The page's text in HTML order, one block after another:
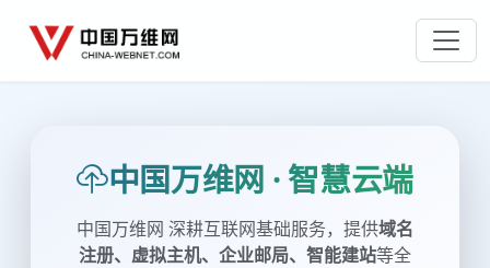
中国万维网 · 智慧云端
中国万维网 深耕互联网基础服务，提供域名
注册、虚拟主机、企业邮局、智能建站等全